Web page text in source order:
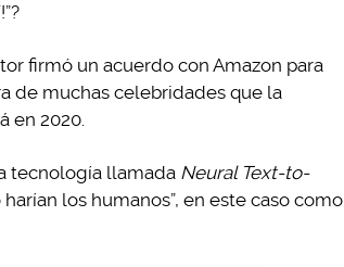
firmó un acuerdo con Amazon para
de muchas celebridades que la
en 2020.
tecnología llamada Neural Text-to-
los humanos”, en este caso como